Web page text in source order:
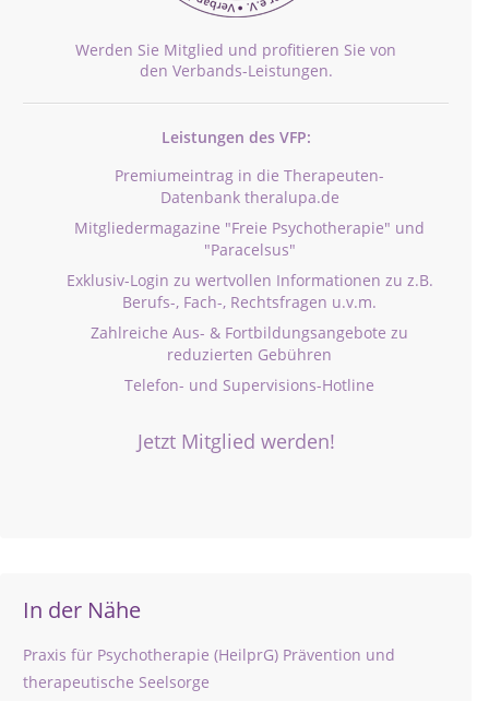
Werden Sie Mitglied und profitieren Sie von
den Verbands-Leistungen.
Leistungen des VFP:
Premiumeintrag in die Therapeuten-
Datenbank theralupa.de
Mitgliedermagazine "Freie Psychotherapie" und
"Paracelsus"
Exklusiv-Login zu wertvollen Informationen zu z.B.
Berufs-, Fach-, Rechtsfragen u.v.m.
Zahlreiche Aus- & Fortbildungsangebote zu
reduzierten Gebühren
Telefon- und Supervisions-Hotline
Jetzt Mitglied werden!
In der Nähe
Praxis für Psychotherapie (HeilprG) Prävention und
therapeutische Seelsorge